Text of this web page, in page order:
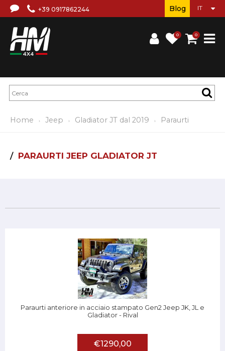
+39 0917862244
0 0
Blog
Home Jeep Gladiator JT dal 2019 Paraurti
PARAURTI JEEP GLADIATOR JT
Paraurti anteriore in acciaio stampato Gen2 Jeep JK, JL e
Gladiator - Rival
€1290,00